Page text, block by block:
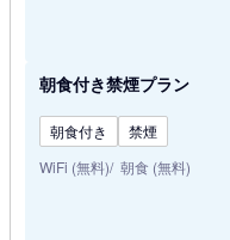
朝食付き禁煙プラン
朝食付き
禁煙
WiFi (無料) 朝食 (無料)